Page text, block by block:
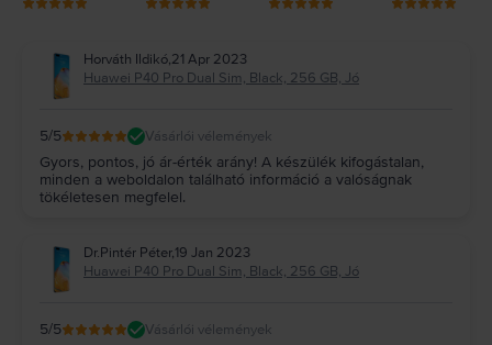
Horváth Ildikó,21 Apr 2023
Huawei P40 Pro Dual Sim, Black, 256 GB, Jó
5/5 Vásárlói vélemények
Gyors, pontos, jó ár-érték arány! A készülék kifogástalan,
minden a weboldalon található információ a valóságnak
tökéletesen megfelel.
Dr.Pintér Péter,19 Jan 2023
Huawei P40 Pro Dual Sim, Black, 256 GB, Jó
5/5 Vásárlói vélemények